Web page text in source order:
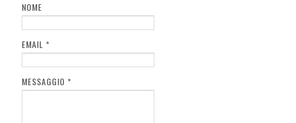
NOME
EMAIL *
MESSAGGIO *